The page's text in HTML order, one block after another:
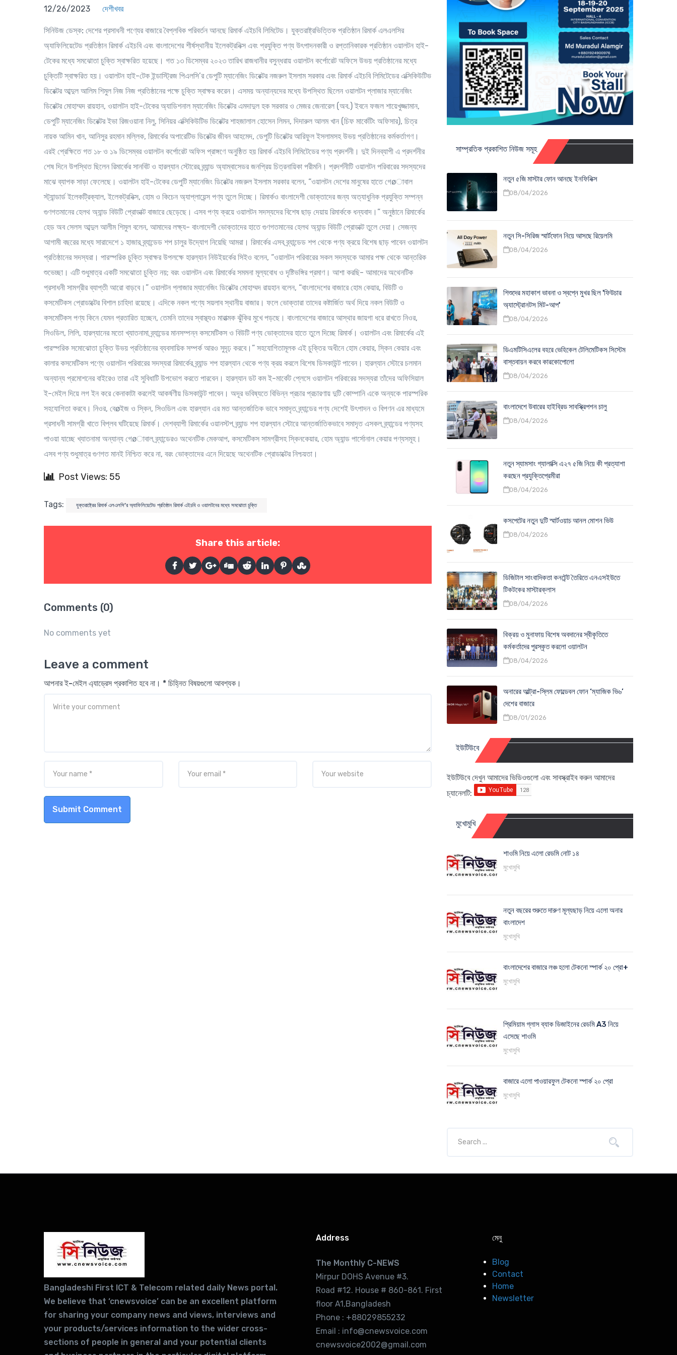
12/26/2023 দেশীখবর
সিনিউজ ডেস্ক: দেশের প্রসাধনী পণ্যের বাজারে বৈপ্লবিক পরিবর্তন আনছে রিমার্ক এইচবি লিমিটেড। যুক্তরাষ্ট্রভিত্তিক প্রতিষ্ঠান রিমার্ক এলএলসির
অ্যাফিলিয়েটেড প্রতিষ্ঠান রিমার্ক এইচবি এবং বাংলাদেশের শীর্ষস্থানীয় ইলেকট্রনিক্স এবং প্রযুক্তি পণ্য উৎপাদনকারী ও রপ্তানিকারক প্রতিষ্ঠান ওয়ালটন হাই-
টেকের মধ্যে সমঝোতা চুক্তি স্বাক্ষরিত হয়েছে। গত ১৩ ডিসেম্বর ২০২৩ তারিখ রাজধানীর বসুন্ধরায় ওয়ালটন কর্পোরেট অফিসে উভয় প্রতিষ্ঠানের মধ্যে
চুক্তিটি স্বাক্ষরিত হয়। ওয়ালটন হাই-টেক ইন্ডাস্ট্রিজ পিএলসি’র ডেপুটি ম্যানেজিং ডিরেক্টর নজরুল ইসলাম সরকার এবং রিমার্ক এইচবি লিমিটেডের এক্সিকিউটিভ
ডিরেক্টর আব্দুল আলিম শিমুল নিজ নিজ প্রতিষ্ঠানের পক্ষে চুক্তি স্বাক্ষর করেন। এসময় অন্যান্যদের মধ্যে উপস্থিত ছিলেন ওয়ালটন প্লাজার ম্যানেজিং
ডিরেক্টর মোহাম্মদ রায়হান, ওয়ালটন হাই-টেকের অ্যাডিশনাল ম্যানেজিং ডিরেক্টর এমদাদুল হক সরকার ও মেজর জেনারেল (অব.) ইবনে ফজল শায়েখুজ্জামান,
ডেপুটি ম্যানেজিং ডিরেক্টর ইভা রিজওয়ানা নিলু, সিনিয়র এক্সিকিউটিভ ডিরেক্টর শাহজালাল হোসেন লিমন, দিদারুল আলম খান (চিফ মার্কেটিং অফিসার), চিত্র
নায়ক আমিন খান, আনিসুর রহমান মল্লিক, রিমার্কের অপারেটিভ ডিরেক্টর জীবন আহমেদ, ডেপুটি ডিরেক্টর আরিফুল ইসলামসহ উভয় প্রতিষ্ঠানের কর্মকর্তাগণ।
এরই প্রেক্ষিতে গত ১৮ ও ১৯ ডিসেম্বর ওয়ালটন কর্পোরেট অফিস প্রাঙ্গণে অনুষ্ঠিত হয় রিমার্ক এইচবি লিমিটেডের পণ্য প্রদর্শনী। দুই দিনব্যাপী এ প্রদর্শনীর
শেষ দিনে উপস্থিত ছিলেন রিমার্কের সানবিট ও হারল্যান স্টোরের ব্র্যান্ড অ্যাম্বাসেডর জনপ্রিয় চিত্রনায়িকা পরীমনি। প্রদর্শনীটি ওয়ালটন পরিবারের সদস্যদের
মাঝে ব্যাপক সাড়া ফেলেছে। ওয়ালটন হাই-টেকের ডেপুটি ম্যানেজিং ডিরেক্টর নজরুল ইসলাম সরকার বলেন, “ওয়ালটন দেশের মানুষের হাতে গেøাবাল
স্ট্যান্ডার্ড ইলেকট্রিক্যাল, ইলেকট্রনিক্স, হোম ও কিচেন অ্যাপ্লায়েন্স পণ্য তুলে দিচ্ছে। রিমার্কও বাংলাদেশী ভোক্তাদের জন্য অত্যাধুনিক প্রযুক্তি সম্পন্ন
গুণগতমানের হেলথ অ্যান্ড বিউটি প্রোডাক্ট বাজারে ছেড়েছে। এসব পণ্য ক্রয়ে ওয়ালটন সদস্যদের বিশেষ ছাড় দেয়ায় রিমার্ককে ধন্যবাদ।” অনুষ্ঠানে রিমার্কের
হেড অব সেলস আব্দুল আলীম শিমুল বলেন, আমাদের লক্ষ্য- বাংলাদেশী ভোক্তাদের হাতে গুণগতমানের হেলথ অ্যান্ড বিউটি প্রোডাক্ট তুলে দেয়া। সেজন্য
আগামী বছরের মধ্যে সারাদেশে ১ হাজার ব্র্যান্ডেড শপ চালুর উদ্যোগ নিয়েছি আমরা। রিমার্কের এসব ব্র্যান্ডেড শপ থেকে পণ্য ক্রয়ে বিশেষ ছাড় পাবেন ওয়ালটন
প্রতিষ্ঠানের সদস্যরা। পারস্পরিক চুক্তি স্বাক্ষর উপলক্ষে হারল্যান নিউইয়র্কের সিইও বলেন, “ওয়ালটন পরিবারের সকল সদস্যকে আমার পক্ষ থেকে আন্তরিক
শুভেচ্ছা। এটি শুধুমাত্র একটি সমঝোতা চুক্তি নয়; বরং ওয়ালটন এবং রিমার্কের সমমনা মূল্যবোধ ও দৃষ্টিভঙ্গির প্রমাণ। আশা করছি- আমাদের অথেনটিক
প্রসাধনী সামগ্রীর ব্যাপ্তী আরো বাড়বে।” ওয়ালটন প্লাজার ম্যানেজিং ডিরেক্টর মোহাম্মদ রায়হান বলেন, “বাংলাদেশের বাজারে হোম কেয়ার, বিউটি ও
কসমেটিকস প্রোডাক্টের বিশাল চাহিদা রয়েছে। এদিকে নকল পণ্যে সয়লাব স্থানীয় বাজার। ফলে ভোক্তারা তাদের কষ্টার্জিত অর্থ দিয়ে নকল বিউটি ও
কসমেটিকস পণ্য কিনে যেমন প্রতারিত হচ্ছেন, তেমনি তাদের স্বাস্থ্যও মারাত্মক ঝুঁকির মুখে পড়ছে। বাংলাদেশের বাজারে আস্থার জায়গা ধরে রাখতে নিওর,
সিওডিল, লিলি, হারল্যানের মতো খ্যাতনামা ব্র্যান্ডের মানসম্পন্ন কসমেটিকস ও বিউটি পণ্য ভোক্তাদের হাতে তুলে দিচ্ছে রিমার্ক। ওয়ালটন এবং রিমার্কের এই
পারস্পরিক সমোঝোতা চুক্তি উভয় প্রতিষ্ঠানের ব্যবসায়িক সম্পর্ক আরও সুদৃঢ় করবে।” সহযোগিতামূলক এই চুক্তির অধীনে হোম কেয়ার, স্কিন কেয়ার এবং
কালার কসমেটিকস পণ্যে ওয়ালটন পরিবারের সদস্যরা রিমার্কের ব্র্যান্ড শপ হারল্যান থেকে পণ্য ক্রয় করলে বিশেষ ডিসকাউন্ট পাবেন। হারল্যান স্টোরে চলমান
অন্যান্য প্রমোশনের বাইরেও তারা এই সুবিধাটি উপভোগ করতে পারবেন। হারল্যান ডট কম ই-মার্কেট প্লেসে ওয়ালটন পরিবারের সদস্যরা তাঁদের অফিসিয়াল
ই-মেইল দিয়ে লগ ইন করে কেনাকাটা করলেই আকর্ষণীয় ডিসকাউন্ট পাবেন। অদূর ভবিষ্যতে বিভিন্ন প্রচার প্রচারণায় দুটি কোম্পানি একে অন্যকে পারস্পরিক
সহযোগিতা করবে। নিওর, বেøইজ ও স্কিন, সিওডিল এবং হারল্যান এর মত আন্তর্জাতিক ভাবে সমাদৃত ব্র্যান্ডের পণ্য দেশেই উৎপাদন ও বিপণন এর মাধ্যমে
প্রসাধনী সামগ্রী খাতে বিপ্লব ঘটিয়েছে রিমার্ক। দেশব্যাপী রিমার্কের ওয়ানস্টপ ব্র্যান্ড শপ হারল্যান স্টোরে আন্তর্জাতিকভাবে সমাদৃত এসকল ব্র্যান্ডের পণ্যসহ
পাওয়া যাচ্ছে খ্যাতনামা অন্যান্য গেøাবাল ব্র্যান্ডেরও অথেনটিক মেকআপ, কসমেটিকস সামগ্রীসহ স্কিনকেয়ার, হোম অ্যান্ড পার্সোনাল কেয়ার পণ্যসমূহ।
এসব পণ্য শুধুমাত্র গুণগত মানই নিশ্চিত করে না, বরং ভোক্তাদের এনে দিয়েছে অথেনটিক প্রোডাক্টের নিশ্চয়তা।
Post Views: 55
Tags: যুক্তরাষ্ট্রের রিমার্ক এলএলসি’র অ্যাফিলিয়েটেড প্রতিষ্ঠান রিমার্ক এইচবি ও ওয়ালটনের মধ্যে সমঝোতা চুক্তি
Share this article:
Comments (0)
No comments yet
Leave a comment
আপনার ই-মেইল এ্যাড্রেস প্রকাশিত হবে না। * চিহ্নিত বিষয়গুলো আবশ্যক।
Submit Comment
সাম্প্রতিক প্রকাশিত নিউজ সমূহ
নতুন ৫জি মাস্টার ফোন আনছে ইনফিনিক্স
08/04/2026
নতুন সি-সিরিজ স্মার্টফোন নিয়ে আসছে রিয়েলমি
08/04/2026
শিশুদের মহাকাশ ভাবনা ও স্বপ্নে মুখর ছিল 'ফিউচার
অ্যাস্ট্রোনটস মিট-আপ'
08/04/2026
ডিএমটিসিএলের বহরে ভেহিকেল টেলিমেটিকস সিস্টেম
বাস্তবায়ন করবে কারকোপোলো
08/04/2026
বাংলাদেশে উবারের হাইব্রিড সাবস্ক্রিপশন চালু
08/04/2026
নতুন স্যামসাং গ্যালাক্সি এ২৭ ৫জি নিয়ে কী প্রত্যাশা
করছেন প্রযুক্তিপ্রেমীরা
08/04/2026
কসপেটের নতুন দুটি স্মার্টওয়াচ আনল মোশন ভিউ
08/04/2026
ডিজিটাল সাংবাদিকতা কনটেন্ট তৈরিতে এনএসইউতে
টিকটকের মাস্টারক্লাস
08/04/2026
বিক্রয় ও মুনাফায় বিশেষ অবদানের স্বীকৃতিতে
কর্মকর্তাদের পুরস্কৃত করলো ওয়ালটন
08/04/2026
অনারের আল্ট্রা-স্লিম ফোল্ডেবল ফোন ‘ম্যাজিক ভি৬’
দেশের বাজারে
08/01/2026
ইউটিউবে
ইউটিউবে দেখুন আমাদের ভিডিওগুলো এবং সাবস্ক্রাইব করুন আমাদের
চ্যানেলটি:
মুখোমুখি
শাওমি নিয়ে এলো রেডমি নোট ১৪
মুখোমুখি
নতুন বছরের শুরুতে দারুণ মূল্যছাড় নিয়ে এলো অনার
বাংলাদেশ
মুখোমুখি
বাংলাদেশের বাজারে লঞ্চ হলো টেকনো স্পার্ক ২০ প্রো+
মুখোমুখি
প্রিমিয়াম গ্লাস ব্যাক ডিজাইনের রেডমি A3 নিয়ে
এসেছে শাওমি
মুখোমুখি
বাজারে এলো পাওয়ারফুল টেকনো স্পার্ক ২০ প্রো
মুখোমুখি
Bangladeshi First ICT & Telecom related daily News portal.
We believe that ‘cnewsvoice’ can be an excellent platform
for sharing your company news and views, interviews and
your products/services information to the wider cross-
sections of people in general and your potential clients
Address
The Monthly C-NEWS
Mirpur DOHS Avenue #3.
Road #12. House # 860-861. First
floor A1,Bangladesh
Phone : +88029855232
Email : info@cnewsvoice.com
cnewsvoice2002@gmail.com
মেনু
Blog
Contact
Home
Newsletter